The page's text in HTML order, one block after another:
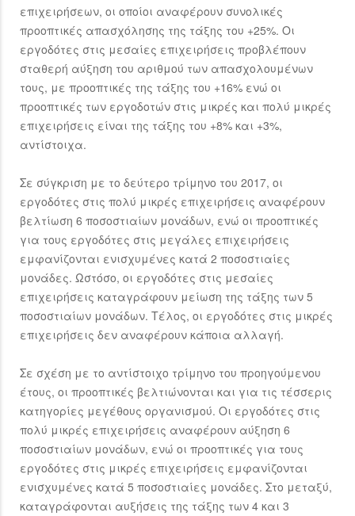
επιχειρήσεων, οι οποίοι αναφέρουν συνολικές
προοπτικές απασχόλησης της τάξης του +25%. Οι
εργοδότες στις μεσαίες επιχειρήσεις προβλέπουν
σταθερή αύξηση του αριθμού των απασχολουμένων
τους, με προοπτικές της τάξης του +16% ενώ οι
προοπτικές των εργοδοτών στις μικρές και πολύ μικρές
επιχειρήσεις είναι της τάξης του +8% και +3%,
αντίστοιχα.
Σε σύγκριση με το δεύτερο τρίμηνο του 2017, οι
εργοδότες στις πολύ μικρές επιχειρήσεις αναφέρουν
βελτίωση 6 ποσοστιαίων μονάδων, ενώ οι προοπτικές
για τους εργοδότες στις μεγάλες επιχειρήσεις
εμφανίζονται ενισχυμένες κατά 2 ποσοστιαίες
μονάδες. Ωστόσο, οι εργοδότες στις μεσαίες
επιχειρήσεις καταγράφουν μείωση της τάξης των 5
ποσοστιαίων μονάδων. Τέλος, οι εργοδότες στις μικρές
επιχειρήσεις δεν αναφέρουν κάποια αλλαγή.
Σε σχέση με το αντίστοιχο τρίμηνο του προηγούμενου
έτους, οι προοπτικές βελτιώνονται και για τις τέσσερις
κατηγορίες μεγέθους οργανισμού. Οι εργοδότες στις
πολύ μικρές επιχειρήσεις αναφέρουν αύξηση 6
ποσοστιαίων μονάδων, ενώ οι προοπτικές για τους
εργοδότες στις μικρές επιχειρήσεις εμφανίζονται
ενισχυμένες κατά 5 ποσοστιαίες μονάδες. Στο μεταξύ,
καταγράφονται αυξήσεις της τάξης των 4 και 3